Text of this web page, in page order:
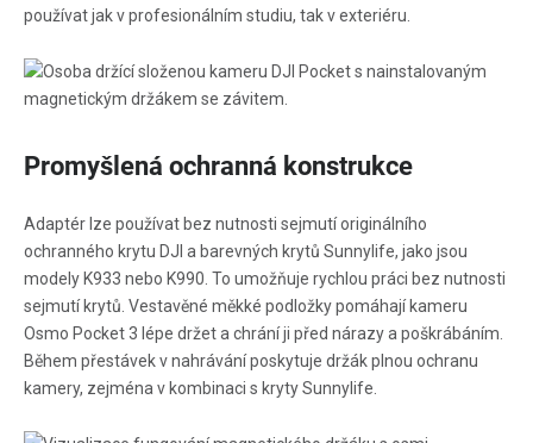
používat jak v profesionálním studiu, tak v exteriéru.
Promyšlená ochranná konstrukce
Adaptér lze používat bez nutnosti sejmutí originálního
ochranného krytu DJI a barevných krytů Sunnylife, jako jsou
modely K933 nebo K990. To umožňuje rychlou práci bez nutnosti
sejmutí krytů. Vestavěné měkké podložky pomáhají kameru
Osmo Pocket 3 lépe držet a chrání ji před nárazy a poškrábáním.
Během přestávek v nahrávání poskytuje držák plnou ochranu
kamery, zejména v kombinaci s kryty Sunnylife.